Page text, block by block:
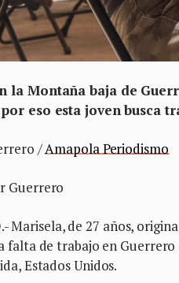
la Montaña baja de
eso esta joven busca
/Amapola Periodismo
Guerrero
Marisela, de 27 años,
falta de trabajo en
Estados Unidos.